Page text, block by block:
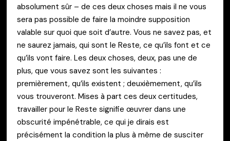
absolument sûr – de ces deux choses mais il ne vous
sera pas possible de faire la moindre supposition
valable sur quoi que soit d’autre. Vous ne savez pas, et
ne saurez jamais, qui sont le Reste, ce qu’ils font et ce
qu’ils vont faire. Les deux choses, deux, pas une de
plus, que vous savez sont les suivantes :
premièrement, qu’ils existent ; deuxièmement, qu’ils
vous trouveront. Mises à part ces deux certitudes,
travailler pour le Reste signifie œuvrer dans une
obscurité impénétrable, ce qui je dirais est
précisément la condition la plus à même de susciter